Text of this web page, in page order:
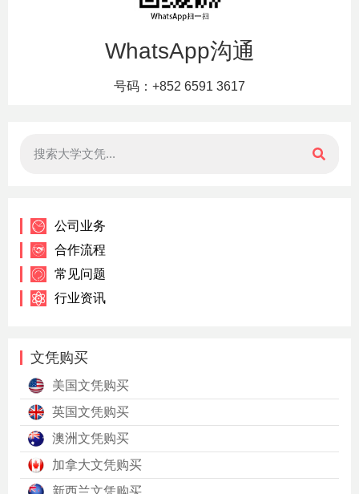
WhatsApp沟通
号码：+852 6591 3617
公司业务
合作流程
常见问题
行业资讯
文凭购买
美国文凭购买
英国文凭购买
澳洲文凭购买
加拿大文凭购买